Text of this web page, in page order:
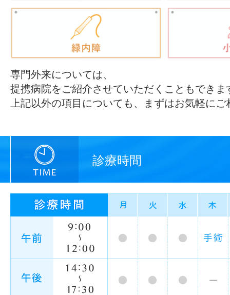
専門外来については、
提携病院をご紹介させていただくこともできま
上記以外の項目についても、まずはお気軽に
診療時間